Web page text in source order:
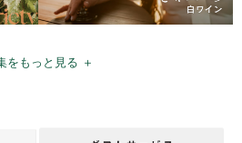
をもっと見る ＋